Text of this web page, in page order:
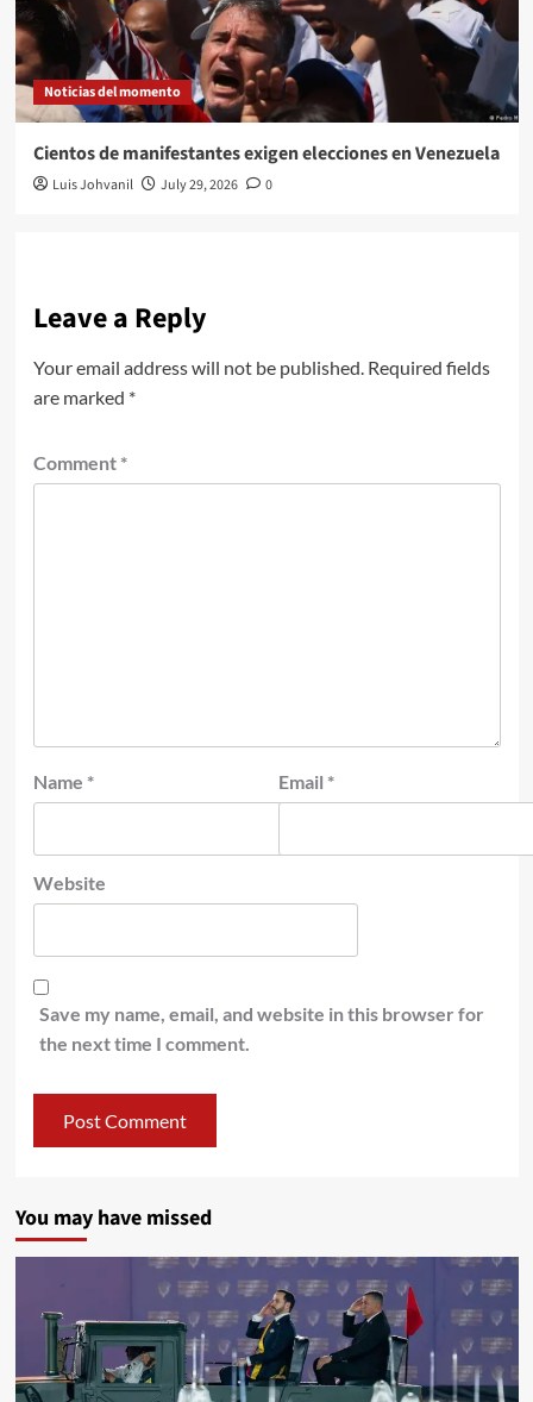
Noticias del momento
Cientos de manifestantes exigen elecciones en Venezuela
Luis Johvanil July 29, 2026 0
Leave a Reply
Your email address will not be published. Required fields
are marked *
Comment *
Name * Email *
Website
Save my name, email, and website in this browser for
the next time I comment.
You may have missed